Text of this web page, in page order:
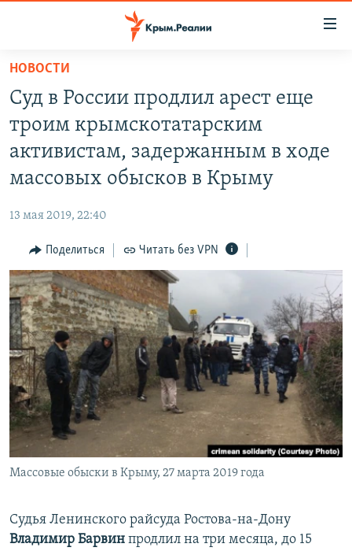
Вернуться
основному
содержанию
Вернутся
главной
Вернутся
поиску
СПЕЦПРОЕКТЫ
КАРТА ВОЕННЫХ ОБЪЕКТОВ КРЫМА
ВОДА
ИНФОГРАФИКА
ТЕЛЕПРОЕКТ КРЫМ.РЕАЛИИ
СОВЕТЫ ПРАВОЗАЩИТНИКОВ
ПРОПАВШИЕ БЕЗ ВЕСТИ
ПОБЕДИТЕЛЕЙ НЕ СУДЯТ?
КРЫМ.НЕПОКОРЕННЫЙ
ELIFBE
УКРАИНСКАЯ ПРОБЛЕМА КРЫМА
РАДІО СВОБОДА
КАК ОБОЙТИ БЛОКИРОВКУ
Українською
Qırımtatar
ПРИСОЕДИНЯЙТЕСЬ!
Все сайты RFE/RL
НОВОСТИ
Суд в России продлил арест еще
троим крымскотатарским
активистам, задержанным в ходе
массовых обысков в Крыму
13 мая 2019, 22:40
Поделиться Читать без VPN
Массовые обыски в Крыму, 27 марта 2019 года
Судья Ленинского райсуда Ростова-на-Дону
Владимир Барвин продлил на три месяца, до 15